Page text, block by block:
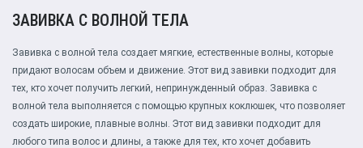
ЗАВИВКА С ВОЛНОЙ ТЕЛА
Завивка с волной тела создает мягкие, естественные волны, которые
придают волосам объем и движение. Этот вид завивки подходит для
тех, кто хочет получить легкий, непринужденный образ. Завивка с
волной тела выполняется с помощью крупных коклюшек, что позволяет
создать широкие, плавные волны. Этот вид завивки подходит для
любого типа волос и длины, а также для тех, кто хочет добавить